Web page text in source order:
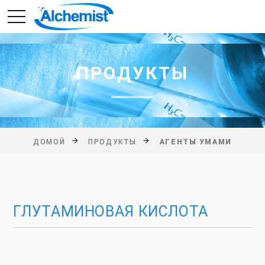
ПРОДУКТЫ
ДОМОЙ ПРОДУКТЫ АГЕНТЫ УМАМИ
ГЛУТАМИНОВАЯ КИСЛОТА